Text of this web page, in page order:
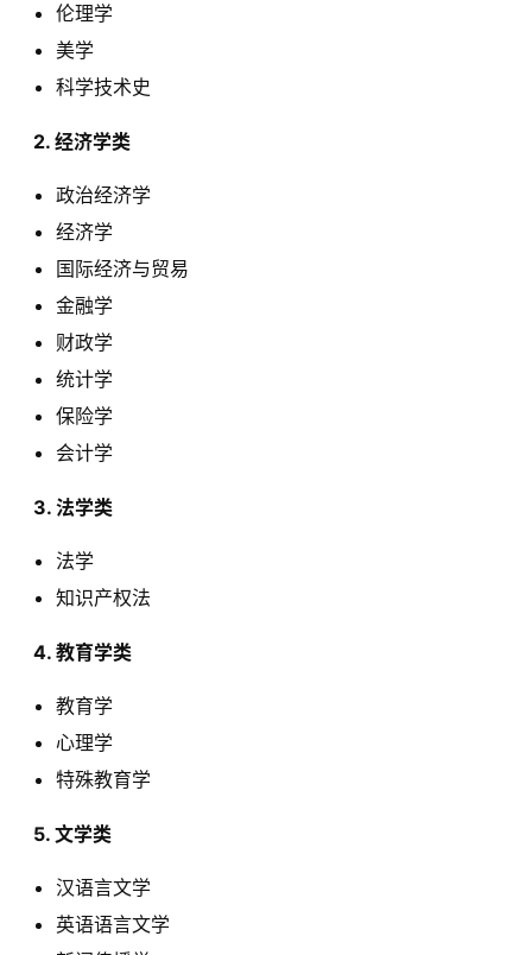
伦理学
美学
科学技术史
  2. 经济学类
政治经济学
经济学
国际经济与贸易
金融学
财政学
统计学
保险学
会计学
  3. 法学类
法学
知识产权法
  4. 教育学类
教育学
心理学
特殊教育学
  5. 文学类
汉语言文学
英语语言文学